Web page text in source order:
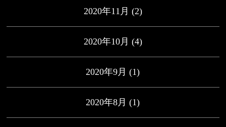
2020年11月 (2)
2020年10月 (4)
2020年9月 (1)
2020年8月 (1)